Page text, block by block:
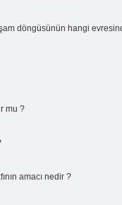
döngüsünün hangi
mu ?
amacı nedir ?